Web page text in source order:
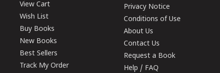
View Cart
Wish List
Buy Books
New Books
Best Sellers
Track My Order
Privacy Notice
Conditions of Use
About Us
Contact Us
Request a Book
Help / FAQ